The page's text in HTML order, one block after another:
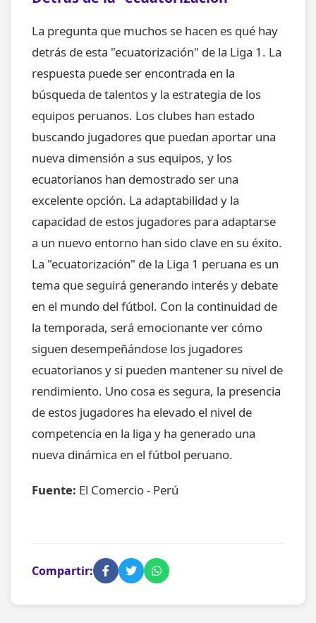
La pregunta que muchos se hacen es qué hay
detrás de esta "ecuatorización" de la Liga 1. La
respuesta puede ser encontrada en la
búsqueda de talentos y la estrategia de los
equipos peruanos. Los clubes han estado
buscando jugadores que puedan aportar una
nueva dimensión a sus equipos, y los
ecuatorianos han demostrado ser una
excelente opción. La adaptabilidad y la
capacidad de estos jugadores para adaptarse
a un nuevo entorno han sido clave en su éxito.
La "ecuatorización" de la Liga 1 peruana es un
tema que seguirá generando interés y debate
en el mundo del fútbol. Con la continuidad de
la temporada, será emocionante ver cómo
siguen desempeñándose los jugadores
ecuatorianos y si pueden mantener su nivel de
rendimiento. Uno cosa es segura, la presencia
de estos jugadores ha elevado el nivel de
competencia en la liga y ha generado una
nueva dinámica en el fútbol peruano.
Fuente: El Comercio - Perú
Compartir: